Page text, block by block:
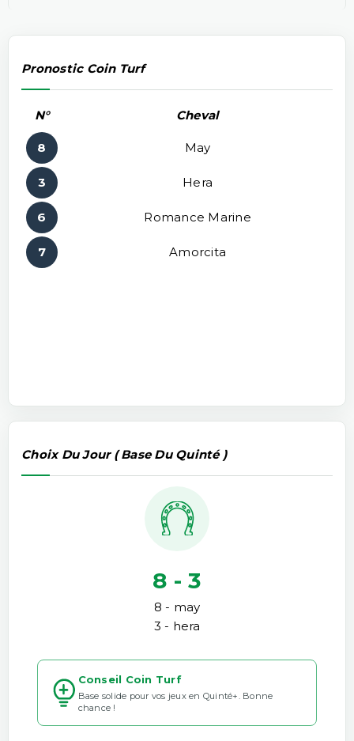
Pronostic Coin Turf
N° Cheval
8 May
3 Hera
6 Romance Marine
7 Amorcita
Choix Du Jour ( Base Du Quinté )
8 - 3
8 - may
3 - hera
Conseil Coin Turf
Base solide pour vos jeux en Quinté+. Bonne
chance !